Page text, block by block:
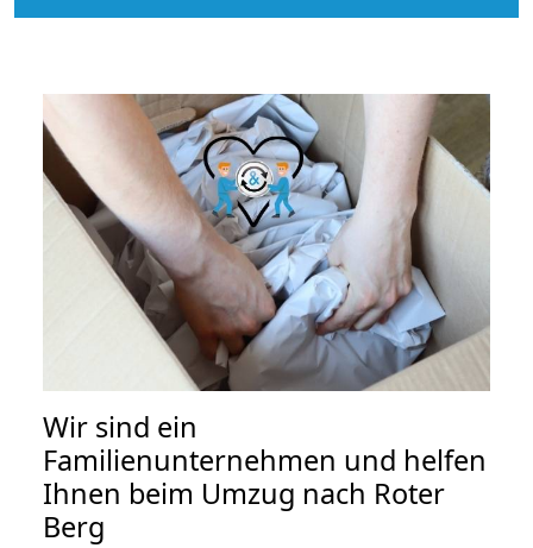
Wir sind ein
Familienunternehmen und helfen
Ihnen beim Umzug nach Roter
Berg